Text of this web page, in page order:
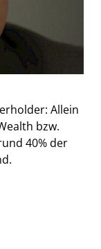
Allein
bzw.
40% der